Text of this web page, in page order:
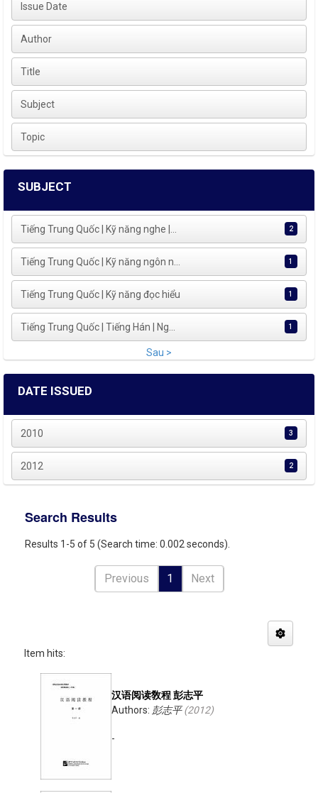
Issue Date
Author
Title
Subject
Topic
SUBJECT
Tiếng Trung Quốc | Kỹ năng nghe |... 2
Tiếng Trung Quốc | Kỹ năng ngôn n... 1
Tiếng Trung Quốc | Kỹ năng đọc hiểu 1
Tiếng Trung Quốc | Tiếng Hán | Ng... 1
Sau >
DATE ISSUED
2010 3
2012 2
Search Results
Results 1-5 of 5 (Search time: 0.002 seconds).
Previous 1 Next
Item hits:
汉语阅读敎程 彭志平
Authors: 彭志平(2012)
-